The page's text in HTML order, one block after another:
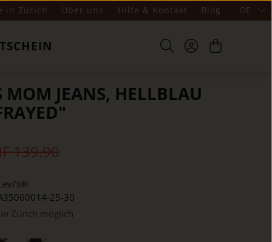
in Zürich Über uns Hilfe & Kontakt Blog DE
JEANS, HELLBLAU
139.90
25-30
Zürich möglich